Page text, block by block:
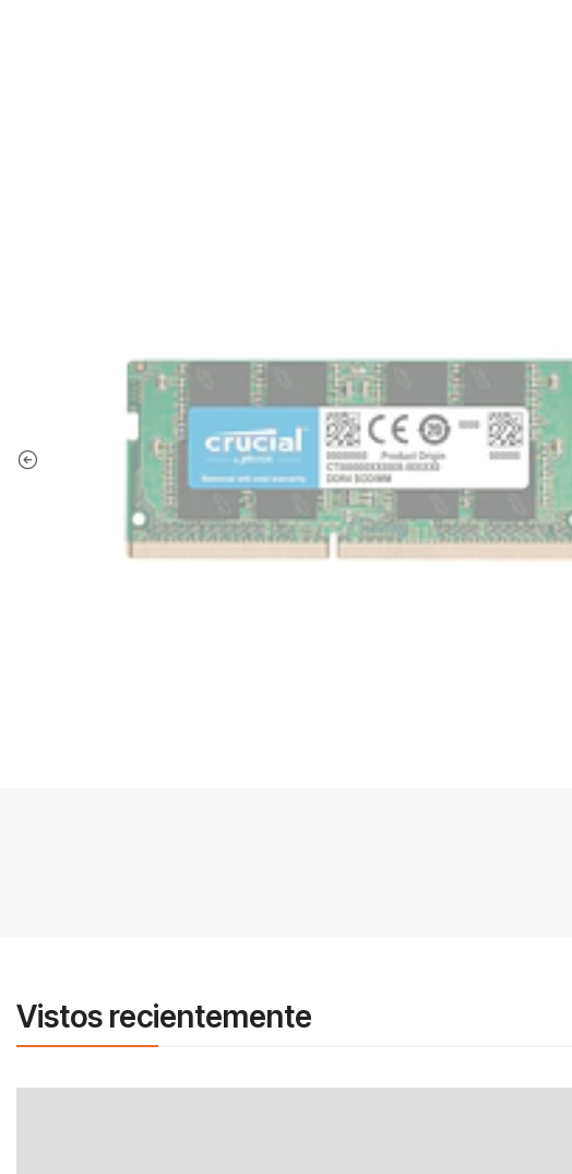
Vistos recientemente